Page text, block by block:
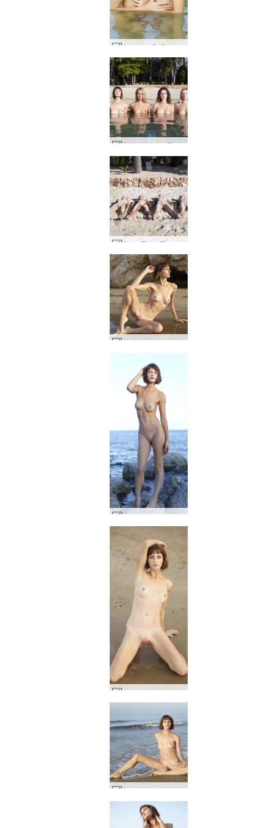
Флора и Зайка тропически романс #34
Кокси Флора Теа Зайка 4 див #59
Флора слънце и море #45
Хоризонт на флората #22
Флора плажно момиче #62
Флора гола на плажа #7